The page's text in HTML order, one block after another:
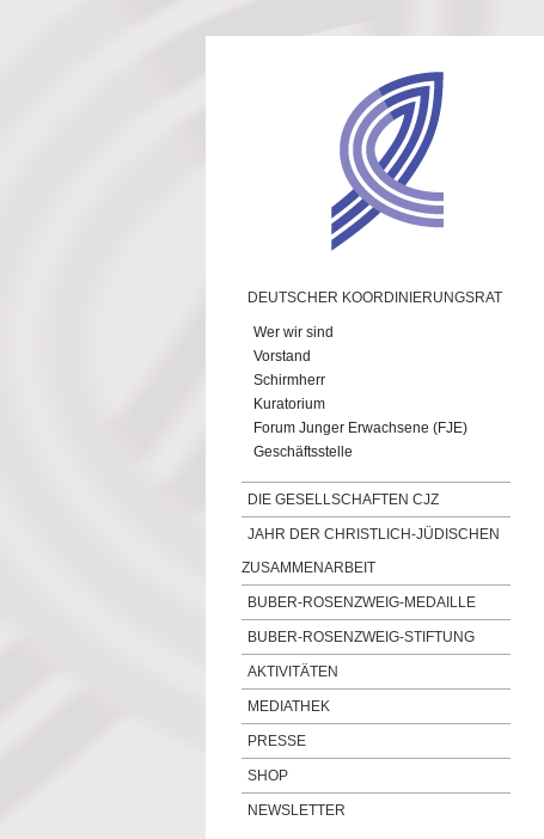
DEUTSCHER KOORDINIERUNGSRAT
Wer wir sind
Vorstand
Schirmherr
Kuratorium
Forum Junger Erwachsene (FJE)
Geschäftsstelle
DIE GESELLSCHAFTEN CJZ
JAHR DER CHRISTLICH-JÜDISCHEN
ZUSAMMENARBEIT
BUBER-ROSENZWEIG-MEDAILLE
BUBER-ROSENZWEIG-STIFTUNG
AKTIVITÄTEN
MEDIATHEK
PRESSE
SHOP
NEWSLETTER